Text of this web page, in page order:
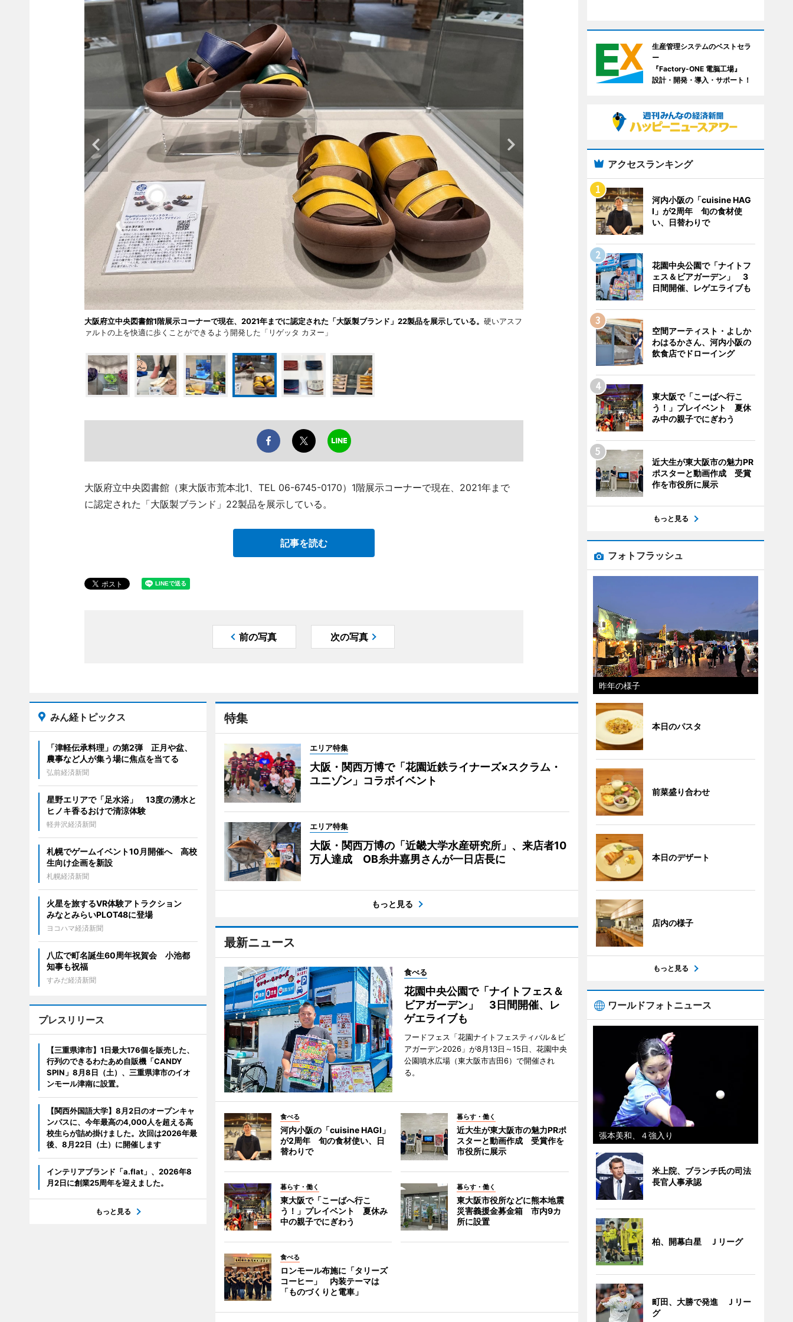
大阪府立中央図書館1階展示コーナーで現在、2021年までに認定された「大阪製ブランド」22製品を展示している。 硬いアスフ
ァルトの上を快適に歩くことができるよう開発した「リゲッタ カヌー」
大阪府立中央図書館（東大阪市荒本北1、TEL 06-6745-0170）1階展示コーナーで現在、2021年まで
に認定された「大阪製ブランド」22製品を展示している。
記事を読む
前の写真 次の写真
特集
エリア特集
大阪・関西万博で「花園近鉄ライナーズ×スクラム・
ユニゾン」コラボイベント
エリア特集
大阪・関西万博の「近畿大学水産研究所」、来店者10
万人達成 OB糸井嘉男さんが一日店長に
もっと見る
最新ニュース
食べる
花園中央公園で「ナイトフェス＆
ビアガーデン」 3日間開催、レ
ゲエライブも
フードフェス「花園ナイトフェスティバル＆ビ
アガーデン2026」が8月13日～15日、花園中央
公園噴水広場（東大阪市吉田6）で開催され
る。
食べる
河内小阪の「cuisine HAGI」
が2周年 旬の食材使い、日
替わりで
暮らす・働く
近大生が東大阪市の魅力PRポ
スターと動画作成 受賞作を
市役所に展示
暮らす・働く
東大阪で「こーばへ行こ
う！」プレイベント 夏休み
中の親子でにぎわう
暮らす・働く
東大阪市役所などに熊本地震
災害義援金募金箱 市内9カ
所に設置
食べる
ロンモール布施に「タリーズ
コーヒー」 内装テーマは
「ものづくりと電車」
みん経トピックス
「津軽伝承料理」の第2弾 正月や盆、
農事など人が集う場に焦点を当てる
弘前経済新聞
星野エリアで「足水浴」 13度の湧水と
ヒノキ香るおけで清涼体験
軽井沢経済新聞
札幌でゲームイベント10月開催へ 高校
生向け企画を新設
札幌経済新聞
火星を旅するVR体験アトラクション
みなとみらいPLOT48に登場
ヨコハマ経済新聞
八広で町名誕生60周年祝賀会 小池都
知事も祝福
すみだ経済新聞
プレスリリース
【三重県津市】1日最大176個を販売した、
行列のできるわたあめ自販機「CANDY
SPIN」8月8日（土）、三重県津市のイオ
ンモール津南に設置。
【関西外国語大学】8月2日のオープンキャ
ンパスに、今年最高の4,000人を超える高
校生らが詰め掛けました。次回は2026年最
後、8月22日（土）に開催します
インテリアブランド「a.flat」、2026年8
月2日に創業25周年を迎えました。
もっと見る
生産管理システムのベストセラ
ー
『Factory-ONE 電脳工場』
設計・開発・導入・サポート！
アクセスランキング
河内小阪の「cuisine HAG
I」が2周年 旬の食材使
い、日替わりで
花園中央公園で「ナイトフ
ェス＆ビアガーデン」 3
日間開催、レゲエライブも
空間アーティスト・よしか
わはるかさん、河内小阪の
飲食店でドローイング
東大阪で「こーばへ行こ
う！」プレイベント 夏休
み中の親子でにぎわう
近大生が東大阪市の魅力PR
ポスターと動画作成 受賞
作を市役所に展示
もっと見る
フォトフラッシュ
昨年の様子
本日のパスタ
前菜盛り合わせ
本日のデザート
店内の様子
もっと見る
ワールドフォトニュース
張本美和、４強入り
米上院、ブランチ氏の司法
長官人事承認
柏、開幕白星 Ｊリーグ
町田、大勝で発進 Ｊリー
グ